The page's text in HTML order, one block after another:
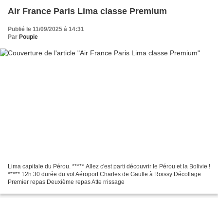
Air France Paris Lima classe Premium
Publié le 11/09/2025 à 14:31
Par Poupie
Lima capitale du Pérou. ***** Allez c'est parti découvrir le Pérou et la Bolivie !
***** 12h 30 durée du vol Aéroport Charles de Gaulle à Roissy Décollage
Premier repas Deuxième repas Atte rrissage